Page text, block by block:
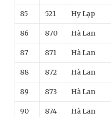
85 521 Hy Lạp
86 870 Hà Lan
87 871 Hà Lan
88 872 Hà Lan
89 873 Hà Lan
90 874 Hà Lan